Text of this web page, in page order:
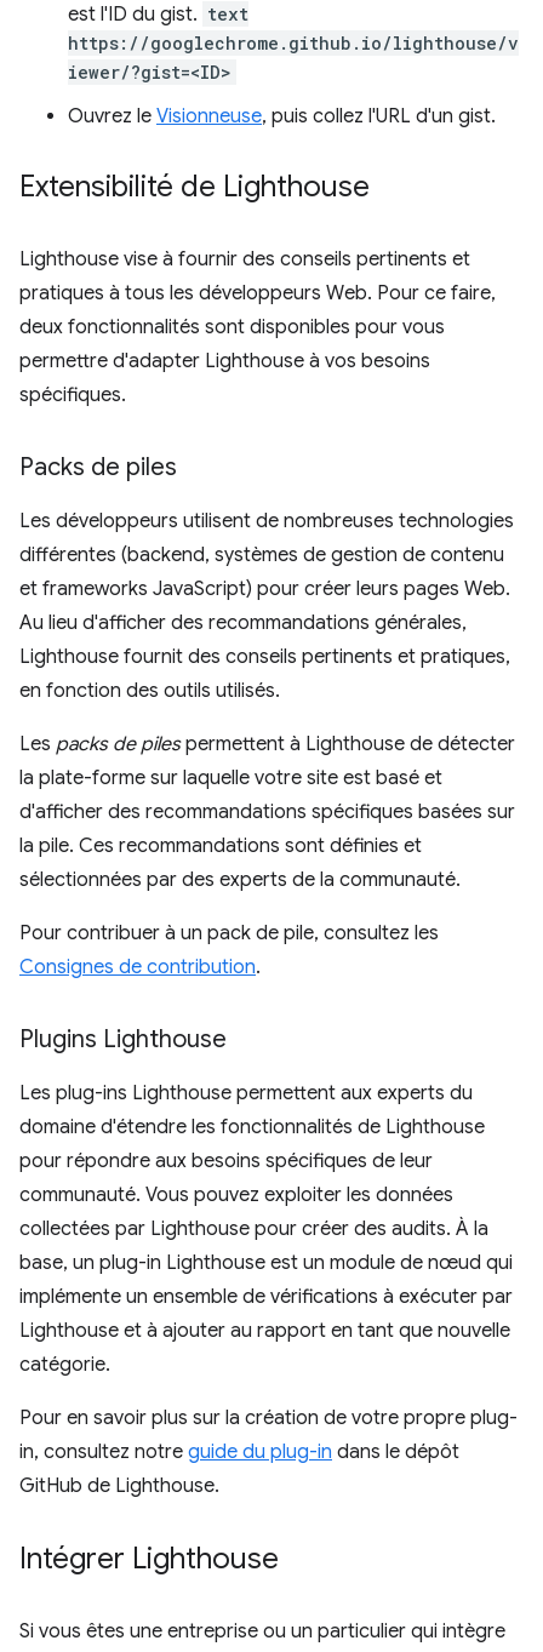
est l'ID du gist. text
https://googlechrome.github.io/lighthouse/v
iewer/?gist=<ID>
Ouvrez le Visionneuse, puis collez l'URL d'un gist.
Extensibilité de Lighthouse
Lighthouse vise à fournir des conseils pertinents et
pratiques à tous les développeurs Web. Pour ce faire,
deux fonctionnalités sont disponibles pour vous
permettre d'adapter Lighthouse à vos besoins
spécifiques.
Packs de piles
Les développeurs utilisent de nombreuses technologies
différentes (backend, systèmes de gestion de contenu
et frameworks JavaScript) pour créer leurs pages Web.
Au lieu d'afficher des recommandations générales,
Lighthouse fournit des conseils pertinents et pratiques,
en fonction des outils utilisés.
Les packs de pilespermettent à Lighthouse de détecter
la plate-forme sur laquelle votre site est basé et
d'afficher des recommandations spécifiques basées sur
la pile. Ces recommandations sont définies et
sélectionnées par des experts de la communauté.
Pour contribuer à un pack de pile, consultez les
Consignes de contribution.
Plugins Lighthouse
Les plug-ins Lighthouse permettent aux experts du
domaine d'étendre les fonctionnalités de Lighthouse
pour répondre aux besoins spécifiques de leur
communauté. Vous pouvez exploiter les données
collectées par Lighthouse pour créer des audits. À la
base, un plug-in Lighthouse est un module de nœud qui
implémente un ensemble de vérifications à exécuter par
Lighthouse et à ajouter au rapport en tant que nouvelle
catégorie.
Pour en savoir plus sur la création de votre propre plug-
in, consultez notre guide du plug-in dans le dépôt
GitHub de Lighthouse.
Intégrer Lighthouse
Si vous êtes une entreprise ou un particulier qui intègre